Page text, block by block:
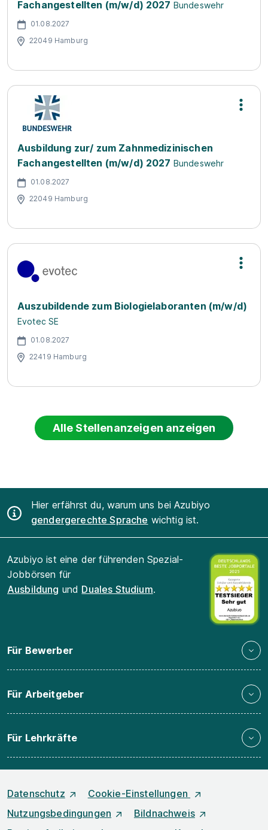
Fachangestellten (m/w/d) 2027 Bundeswehr
01.08.2027
22049 Hamburg
Ausbildung zur/ zum Zahnmedizinischen
Fachangestellten (m/w/d) 2027 Bundeswehr
01.08.2027
22049 Hamburg
Auszubildende zum Biologielaboranten (m/w/d)
Evotec SE
01.08.2027
22419 Hamburg
Alle Stellenanzeigen anzeigen
Hier erfährst du, warum uns bei Azubiyo
gendergerechte Sprache wichtig ist.
Azubiyo ist eine der führenden Spezial-
Jobbörsen für
Ausbildung und Duales Studium.
Für Bewerber
Für Arbeitgeber
Für Lehrkräfte
Datenschutz
Cookie-Einstellungen
Nutzungsbedingungen
Bildnachweis